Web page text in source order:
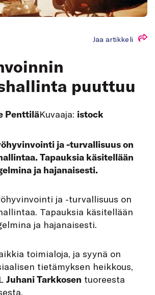
Jaa artikkeli
puuttuu
PenttiläKuvaaja: istock
ja -turvallisuus on
Tapauksia käsitellään
ja hajanaisesti.
ja -turvallisuus on
Tapauksia käsitellään
ja hajanaisesti.
toimialoja, ja syynä on
tietämyksen heikkous,
Juhani Tarkkosen tuoreesta